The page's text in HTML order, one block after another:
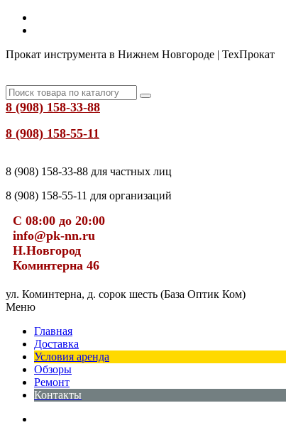
Прокат инструмента в Нижнем Новгороде | ТехПрокат
8 (908) 158-33-88
8 (908) 158-55-11
8 (908) 158-33-88 для частных лиц
8 (908) 158-55-11 для организаций
С 08:00 до 20:00
info@pk-nn.ru
Н.Новгород
Коминтерна 46
ул. Коминтерна, д. сорок шесть (База Оптик Ком)
Меню
Главная
Доставка
Условия аренда
Обзоры
Ремонт
Контакты